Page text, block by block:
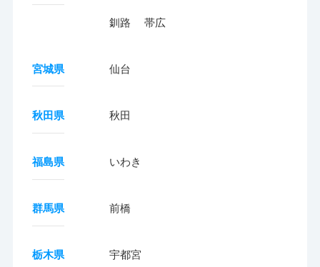
釧路 帯広
宮城県 仙台
秋田県 秋田
福島県 いわき
群馬県 前橋
栃木県 宇都宮